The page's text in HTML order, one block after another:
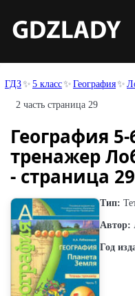
ГДЗ 5 класс География
2 часть страница 29
География
тренажер
- страница 29
Тип:
Автор:
Год